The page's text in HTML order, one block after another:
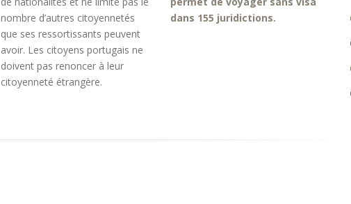
nombre d’autres citoyennetés
que ses ressortissants peuvent
avoir. Les citoyens portugais ne
doivent pas renoncer à leur
citoyenneté étrangère.
dans 155 juridictions.